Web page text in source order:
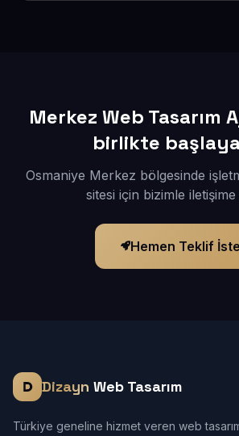
Merkez Web Tasarım
birlikte
Osmaniye Merkez bölgesinde
sitesi için bizimle iletişime
Hemen Teklif İste
Dizayn Web Tasarım
Türkiye geneline hizmet veren web